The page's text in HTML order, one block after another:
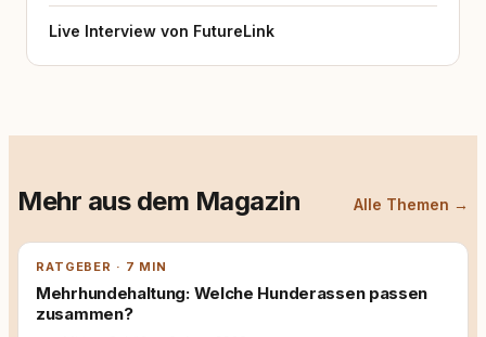
Live Interview von FutureLink
Mehr aus dem Magazin Alle Themen →
RATGEBER · 7 MIN
Mehrhundehaltung: Welche Hunderassen passen
zusammen?